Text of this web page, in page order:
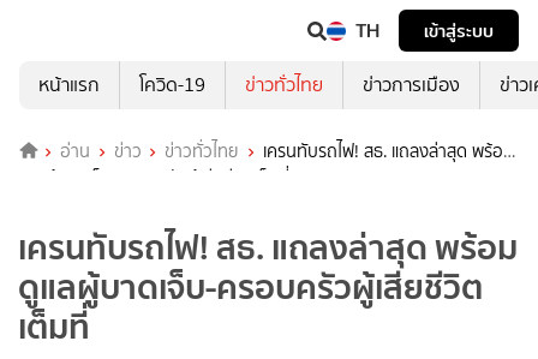
TH
เข้าสู่ระบบ
หน้าแรก
โควิด-19 ข่าวทั่วไทย ข่าวการเมือง ข่าว
อ่าน ข่าว ข่าวทั่วไทย
เครนทับรถไฟ! สธ. แถลงล่าสุด พร้อม
ดูแลผู้บาดเจ็บ-ครอบครัวผู้เสียชีวิตเต็มที่
เครนทับรถไฟ! สธ. แถลงล่าสุด พร้อม
ดูแลผู้บาดเจ็บ-ครอบครัวผู้เสียชีวิต
เต็มที่